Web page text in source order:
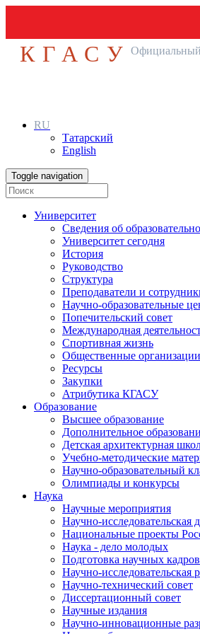
КГАСУ
RU
Татарский
English
Toggle navigation
Университет
Сведения об
Университет сегодня
История
Руководство
Структура
Преподаватели и
Научно-образовательные
Попечительский совет
Международная
Спортивная жизнь
Общественные организации
Ресурсы
Закупки
Атрибутика КГАСУ
Образование
Высшее образование
Дополнительное
Детская архитектурная
Учебно-методические
Научно-образовательный
Олимпиады и конкурсы
Наука
Научные мероприятия
Научно-исследовательская
Национальные проекты
Наука - дело молодых
Подготовка научных кадров
Научно-
Научно-технический совет
Диссертационный совет
Научные издания
Научно-инновационные